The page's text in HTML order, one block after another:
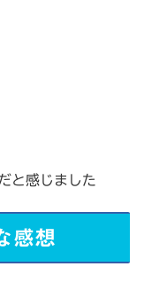
と感じました
感想